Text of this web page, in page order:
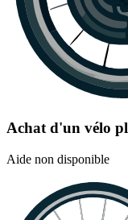
Achat d'un vélo
Aide non disponible